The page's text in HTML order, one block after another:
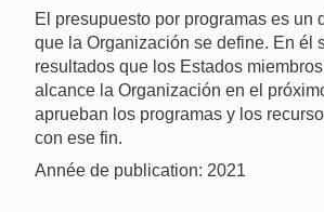
El presupuesto por programas es un
que la Organización se define. En él
resultados que los Estados
alcance la Organización en el
aprueban los programas y los
con ese fin.
Année de publication: 2021